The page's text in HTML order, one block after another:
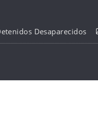
Desaparecidos